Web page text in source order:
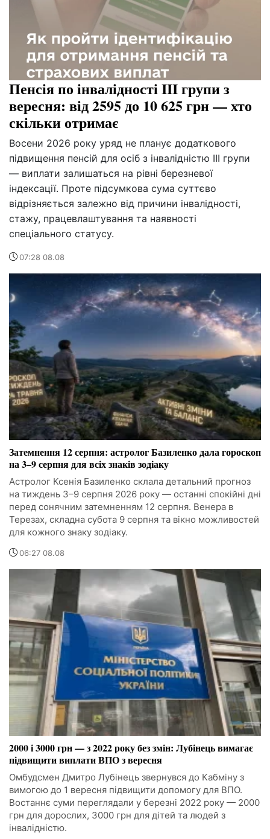
Пенсія по інвалідності III групи з
вересня: від 2595 до 10 625 грн — хто
скільки отримає
Восени 2026 року уряд не планує додаткового
підвищення пенсій для осіб з інвалідністю III групи
— виплати залишаться на рівні березневої
індексації. Проте підсумкова сума суттєво
відрізняється залежно від причини інвалідності,
стажу, працевлаштування та наявності
спеціального статусу.
07:28 08.08
Затемнення 12 серпня: астролог Базиленко дала гороскоп
на 3–9 серпня для всіх знаків зодіаку
Астролог Ксенія Базиленко склала детальний прогноз
на тиждень 3–9 серпня 2026 року — останні спокійні дні
перед сонячним затемненням 12 серпня. Венера в
Терезах, складна субота 9 серпня та вікно можливостей
для кожного знаку зодіаку.
06:27 08.08
2000 і 3000 грн — з 2022 року без змін: Лубінець вимагає
підвищити виплати ВПО з вересня
Омбудсмен Дмитро Лубінець звернувся до Кабміну з
вимогою до 1 вересня підвищити допомогу для ВПО.
Востаннє суми переглядали у березні 2022 року — 2000
грн для дорослих, 3000 грн для дітей та людей з
інвалідністю.